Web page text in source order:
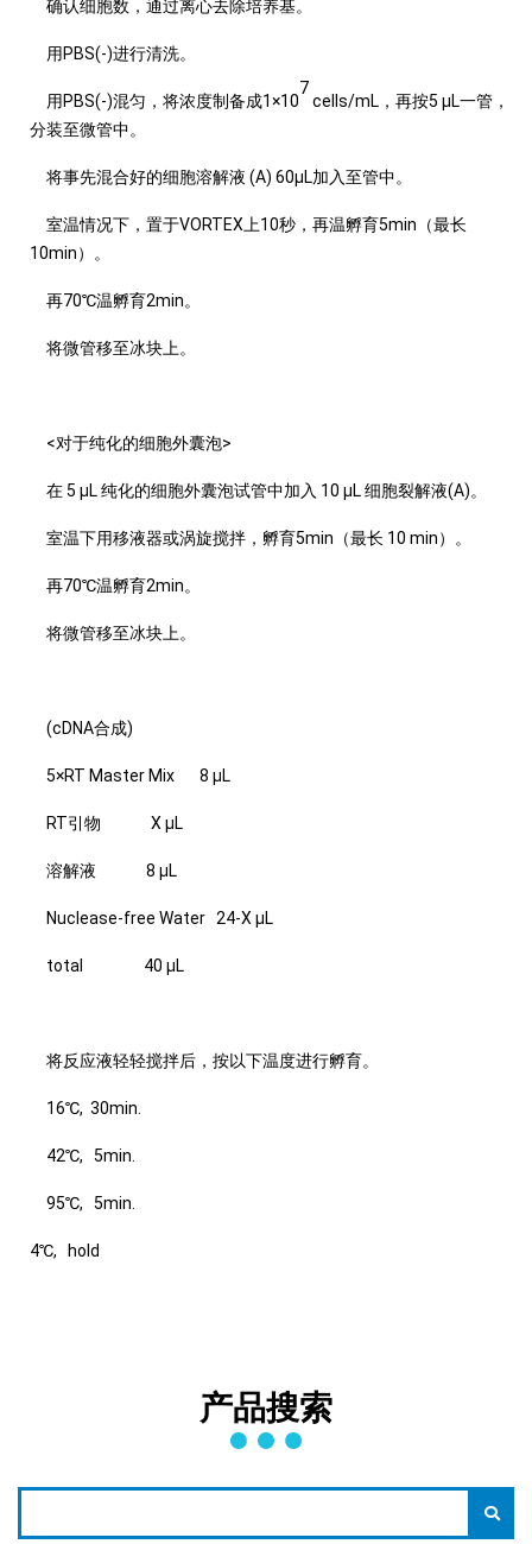
确认细胞数，通过离心去除培养基。
用PBS(-)进行清洗。
用PBS(-)混匀，将浓度制备成1×10
7
cells/mL，再按5 μL一管，
分装至微管中。
将事先混合好的细胞溶解液 (A) 60μL加入至管中。
室温情况下，置于VORTEX上10秒，再温孵育5min（最长
10min）。
再70℃温孵育2min。
将微管移至冰块上。
<对于纯化的细胞外囊泡>
在 5 µL 纯化的细胞外囊泡试管中加入 10 µL 细胞裂解液(A)。
室温下用移液器或涡旋搅拌，孵育5min（最长 10 min）。
再70℃温孵育2min。
将微管移至冰块上。
(cDNA合成)
5×RT Master Mix 8 μL
RT引物 X μL
溶解液 8 μL
Nuclease-free Water 24-X μL
total 40 μL
将反应液轻轻搅拌后，按以下温度进行孵育。
16℃, 30min.
42℃, 5min.
95℃, 5min.
4℃, hold
产品搜索